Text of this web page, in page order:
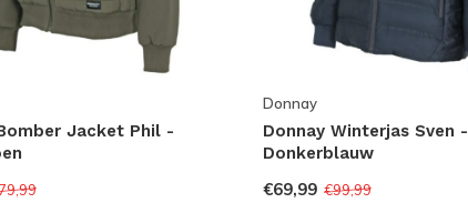
Jacket Phil -
Donnay
Donnay Winterjas Sven -
Donkerblauw
€69,99 €99,99